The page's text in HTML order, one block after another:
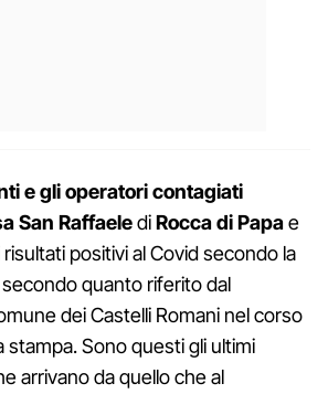
e gli operatori contagiati
San RaffaelediRocca di Papae
positivi al Covid secondo la
secondo quanto riferito dal
dei Castelli Romani nel corso
stampa. Sono questi gli ultimi
arrivano da quello che al